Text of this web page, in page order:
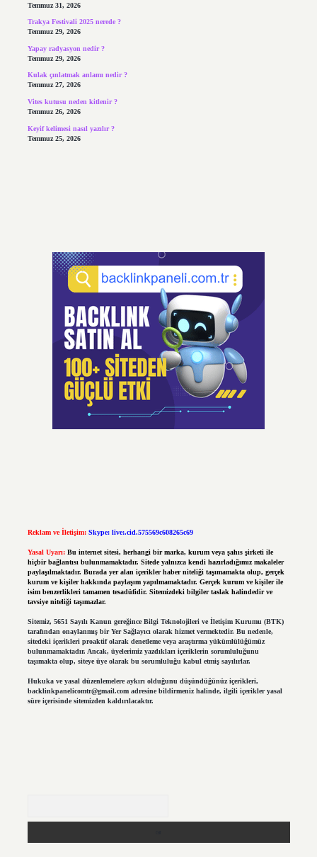
Temmuz 31, 2026
Trakya Festivali 2025 nerede ?
Temmuz 29, 2026
Yapay radyasyon nedir ?
Temmuz 29, 2026
Kulak çınlatmak anlamı nedir ?
Temmuz 27, 2026
Vites kutusu neden kitlenir ?
Temmuz 26, 2026
Keyif kelimesi nasıl yazılır ?
Temmuz 25, 2026
Reklam ve İletişim: Skype: live:.cid.575569c608265c69
Yasal Uyarı: Bu internet sitesi, herhangi bir marka, kurum veya şahıs şirketi ile
hiçbir bağlantısı bulunmamaktadır. Sitede yalnızca kendi hazırladığımız makaleler
paylaşılmaktadır. Burada yer alan içerikler haber niteliği taşımamakta olup, gerçek
kurum ve kişiler hakkında paylaşım yapılmamaktadır. Gerçek kurum ve kişiler ile
isim benzerlikleri tamamen tesadüfidir. Sitemizdeki bilgiler taslak halindedir ve
tavsiye niteliği taşımazlar.
Sitemiz, 5651 Sayılı Kanun gereğince Bilgi Teknolojileri ve İletişim Kurumu (BTK)
tarafından onaylanmış bir Yer Sağlayıcı olarak hizmet vermektedir. Bu nedenle,
sitedeki içerikleri proaktif olarak denetleme veya araştırma yükümlülüğümüz
bulunmamaktadır. Ancak, üyelerimiz yazdıkları içeriklerin sorumluluğunu
taşımakta olup, siteye üye olarak bu sorumluluğu kabul etmiş sayılırlar.
Hukuka ve yasal düzenlemelere aykırı olduğunu düşündüğünüz içerikleri,
backlinkpanelicomtr@gmail.comadresine bildirmeniz halinde, ilgili içerikler yasal
süre içerisinde sitemizden kaldırılacaktır.